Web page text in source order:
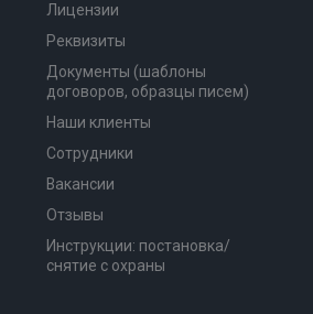
Лицензии
Реквизиты
Документы (шаблоны
договоров, образцы писем)
Наши клиенты
Сотрудники
Вакансии
Отзывы
Инструкции: постановка/
снятие с охраны